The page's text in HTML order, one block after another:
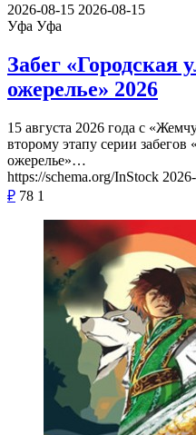
2026-08-15 2026-08-15
Уфа Уфа
Забег «Городская
ожерелье» 2026
15 августа 2026 года с
второму этапу серии забегов
ожерелье»…
https://schema.org/InStock
₽ 78 1